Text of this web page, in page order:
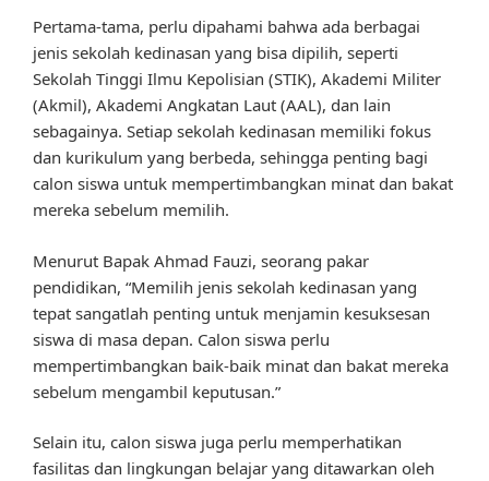
Pertama-tama, perlu dipahami bahwa ada berbagai
jenis sekolah kedinasan yang bisa dipilih, seperti
Sekolah Tinggi Ilmu Kepolisian (STIK), Akademi Militer
(Akmil), Akademi Angkatan Laut (AAL), dan lain
sebagainya. Setiap sekolah kedinasan memiliki fokus
dan kurikulum yang berbeda, sehingga penting bagi
calon siswa untuk mempertimbangkan minat dan bakat
mereka sebelum memilih.
Menurut Bapak Ahmad Fauzi, seorang pakar
pendidikan, “Memilih jenis sekolah kedinasan yang
tepat sangatlah penting untuk menjamin kesuksesan
siswa di masa depan. Calon siswa perlu
mempertimbangkan baik-baik minat dan bakat mereka
sebelum mengambil keputusan.”
Selain itu, calon siswa juga perlu memperhatikan
fasilitas dan lingkungan belajar yang ditawarkan oleh